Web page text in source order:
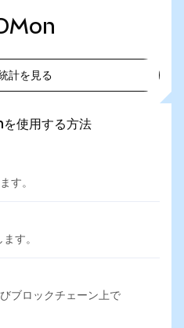
計を見る
使用する方法
す。
す。
ブロックチェーン上で